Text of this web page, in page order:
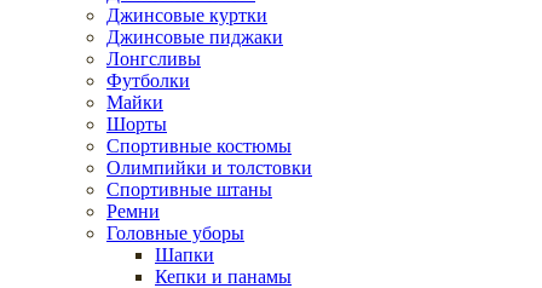
Джинсовые куртки
Джинсовые пиджаки
Лонгсливы
Футболки
Майки
Шорты
Спортивные костюмы
Олимпийки и толстовки
Спортивные штаны
Ремни
Головные уборы
Шапки
Кепки и панамы